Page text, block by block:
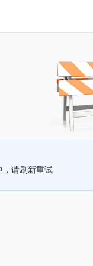
，请刷新重试